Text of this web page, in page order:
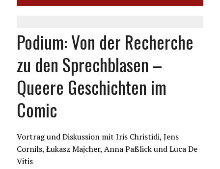
Podium: Von der Recherche
zu den Sprechblasen –
Queere Geschichten im
Comic
Vortrag und Diskussion mit Iris Christidi, Jens
Cornils, Łukasz Majcher, Anna Paßlick und Luca De
Vitis